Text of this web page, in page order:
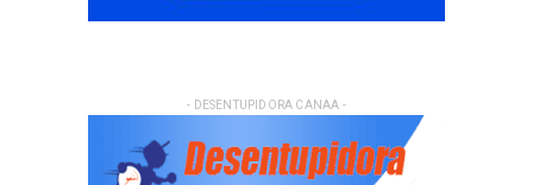
- DESENTUPIDORA CANAA -